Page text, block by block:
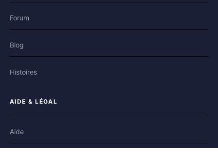
Forum
Blog
Histoires
AIDE & LÉGAL
Aide